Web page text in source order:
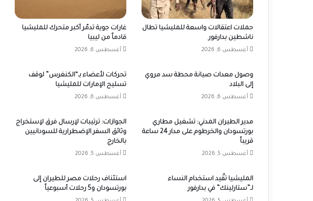
حملات اعتقالات واسعة للمليشيا تطال
ناشطين بدارفور
أغسطس 6, 2026
غارات جوية تدمّر أكبر متحرك للمليشيا
قادماً من ليبيا
أغسطس 6, 2026
وصول معدات صيانة محطة سد مروي
إلى البلاد
أغسطس 6, 2026
تحركات لأعضاء بـ“الكنغرس” لوقف
تسليح الإمارات للمليشيا
أغسطس 6, 2026
مدير الطيران المدني: تشغيل مطاري
بورتسودان والخرطوم على مدار 24 ساعة
قريباً
أغسطس 5, 2026
الجوازات: ترتيبات لإرسال فرق لإستخراج
وثائق السفر الإضطرارية للسودانيين
بالخارج
أغسطس 5, 2026
المليشيا تقّيد استخدام النساء
لـ”ستارلينك” في بدارفور
استئناف رحلات مصر للطيران إلى
بورتسودان و5 رحلات أسبوعياً